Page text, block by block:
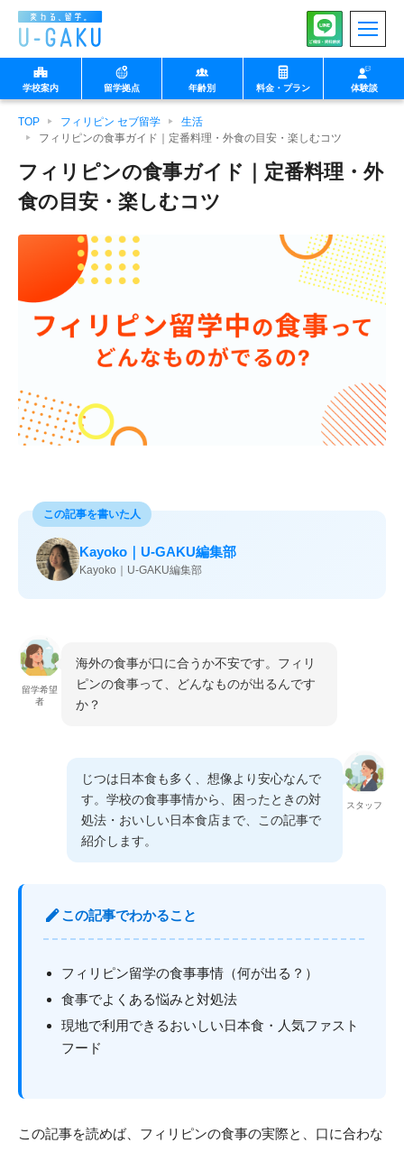
学校案内 留学拠点
（セブ）
プ
（沖縄）
イングリッシュキャン
プ
（塩尻）
イングリッシュキャン
プ
（ニセコ）
イングリッシュキャン
プ
（大阪・和歌山）
イングリッシュキャン
年齢別
◉小中学生向け
イングリッシュキャン
◉中高生向け
中高生向け留学 英検集中コース
◉大学生以上向け
国内ワーホリ
社会課題解決型
◉親子向け
料金・プラン 体験談
TOP フィリピン セブ留学
生活
フィリピンの食事ガイド｜定番料理・外食の目安・楽しむコツ
フィリピンの食事ガイド｜定番料理・外
食の目安・楽しむコツ
この記事を書いた人
Kayoko｜U-GAKU編集部
Kayoko｜U-GAKU編集部
留学希望
者
海外の食事が口に合うか不安です。フィリ
ピンの食事って、どんなものが出るんです
か？
スタッフ
じつは日本食も多く、想像より安心なんで
す。学校の食事事情から、困ったときの対
処法・おいしい日本食店まで、この記事で
紹介します。
editこの記事でわかること
フィリピン留学の食事事情（何が出る？）
食事でよくある悩みと対処法
現地で利用できるおいしい日本食・人気ファスト
フード
この記事を読めば、フィリピンの食事の実際と、口に合わな